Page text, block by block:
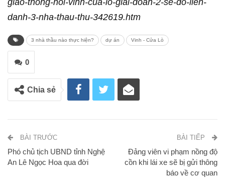
giao-thong-noi-vinh-cua-lo-giai-doan-2-se-do-lien-
danh-3-nha-thau-thu-342619.htm
3 nhà thầu nào thực hiện? dự án Vinh - Cửa Lò
0
Chia sẻ
BÀI TRƯỚC
Phó chủ tịch UBND tỉnh Nghệ
An Lê Ngọc Hoa qua đời
BÀI TIẾP
Đảng viên vi phạm nồng độ
cồn khi lái xe sẽ bị gửi thông
báo về cơ quan